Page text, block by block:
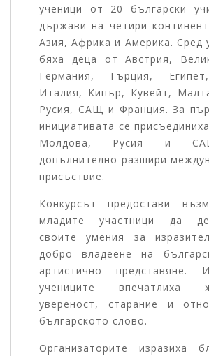
ученици от 20 български
държави на четири
Азия, Африка и Америка. Сред
бяха деца от Австрия,
Германия, Гърция,
Италия, Кипър, Кувейт,
Русия, САЩ и Франция. За
инициативата се
Молдова, Русия и
допълнително разшири
присъствие.
Конкурсът предостави
младите участници да
своите умения за
добро владеене на
артистично представяне.
учениците впечатлиха
увереност, старание и
българското слово.
Организаторите изразиха